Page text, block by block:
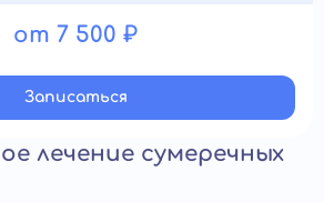
от 7 500 ₽
Записатьcя
лечение сумеречных